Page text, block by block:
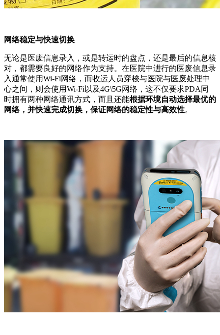
网络稳定与快速切换
无论是医废信息录入，或是转运时的盘点，还是最后的信息核
对，都需要良好的网络作为支持。在医院中进行的医废信息录
入通常使用Wi-Fi网络，而收运人员穿梭与医院与医废处理中
心之间，则会使用Wi-Fi以及4G\5G网络，这不仅要求PDA同
时拥有两种网络通讯方式，而且还能根据环境自动选择最优的
网络，并快速完成切换，保证网络的稳定性与高效性。